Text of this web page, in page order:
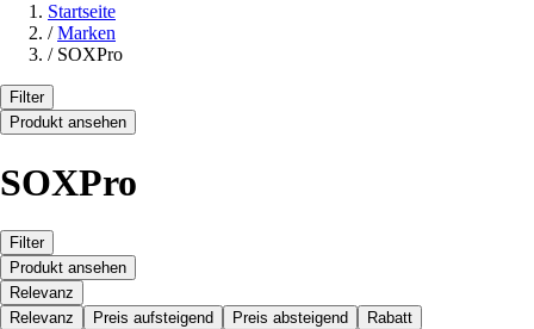
Startseite
/ Marken
/ SOXPro
Filter
Produkt ansehen
SOXPro
Filter
Produkt ansehen
Relevanz
Relevanz
Preis aufsteigend Preis absteigend Rabatt